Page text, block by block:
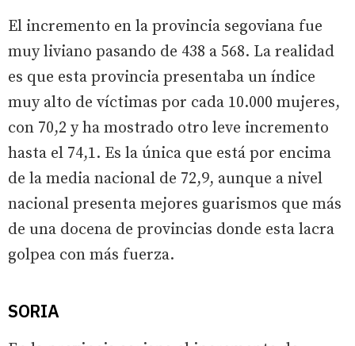
El incremento en la provincia segoviana fue
muy liviano pasando de 438 a 568. La realidad
es que esta provincia presentaba un índice
muy alto de víctimas por cada 10.000 mujeres,
con 70,2 y ha mostrado otro leve incremento
hasta el 74,1. Es la única que está por encima
de la media nacional de 72,9, aunque a nivel
nacional presenta mejores guarismos que más
de una docena de provincias donde esta lacra
golpea con más fuerza.
SORIA